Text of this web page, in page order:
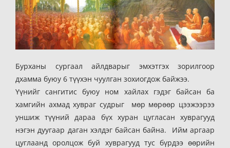
Бурханы сургаал айлдварыг эмхэтгэх зорилгоор
дхамма буюу 6 түүхэн чуулган зохиогдож байжээ.
Үүнийг сангитис буюу ном хайлах гэдэг байсан ба
хамгийн ахмад хувраг судрыг мөр мөрөөр цээжээрээ
уншиж түүний дараа бүх хуран цугласан хуврагууд
нэгэн дуугаар даган хэлдэг байсан байна. Ийм аргаар
цуглаанд оролцож буй хуврагууд тус бүрдээ өөрийн